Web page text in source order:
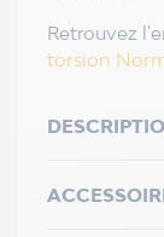
Retrouvez
torsion